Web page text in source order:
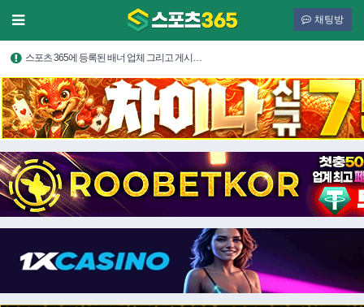
채팅방
스포츠 365에 등록된 배너 업체 그리고 게시…